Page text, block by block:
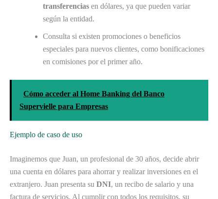
transferencias en dólares, ya que pueden variar
según la entidad.
Consulta si existen promociones o beneficios
especiales para nuevos clientes, como bonificaciones
en comisiones por el primer año.
Cómo acceder al Home Banking del Banco
Supervielle para Empresas
Ejemplo de caso de uso
Imaginemos que Juan, un profesional de 30 años, decide abrir
una cuenta en dólares para ahorrar y realizar inversiones en el
extranjero. Juan presenta su DNI, un recibo de salario y una
factura de servicios. Al cumplir con todos los requisitos, su